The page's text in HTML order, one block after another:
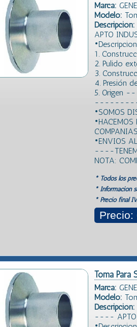
Marca:
Modelo:
Descripción:
APTO
1.
2. Pulido
3.
4. Presión
5. Origen
•SOMOS
•ENVIOS
----
NOTA:
* Todos los
* Información
* Precio final
Precio:
Toma Para
Marca:
Modelo:
Descripción:
---- APTO